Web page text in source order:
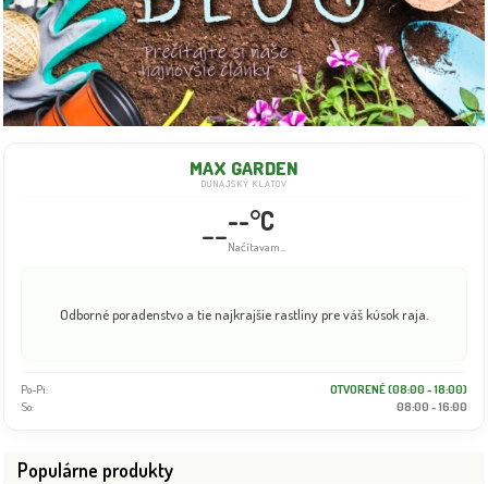
MAX GARDEN
DUNAJSKÝ KLÁTOV
----°C
Načítavam...
Odborné poradenstvo a tie najkrajšie rastliny pre váš kúsok raja.
Po-Pi:
OTVORENÉ (08:00 - 18:00)
So:
08:00 - 16:00
Populárne produkty